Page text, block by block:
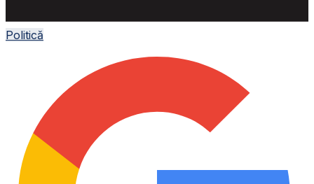
Politică